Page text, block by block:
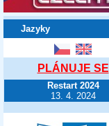
Jazyky
PLÁNUJE SE
Restart 2024
13. 4. 2024